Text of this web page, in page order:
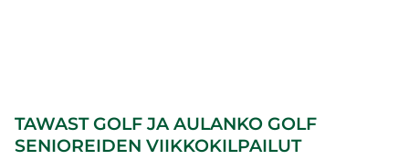
TAWAST GOLF JA AULANKO GOLF
SENIOREIDEN VIIKKOKILPAILUT